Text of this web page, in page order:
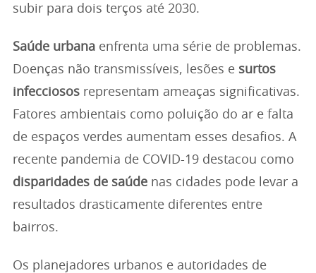
subir para dois terços até 2030.
Saúde urbana enfrenta uma série de problemas.
Doenças não transmissíveis, lesões e surtos
infecciosos representam ameaças significativas.
Fatores ambientais como poluição do ar e falta
de espaços verdes aumentam esses desafios. A
recente pandemia de COVID-19 destacou como
disparidades de saúde nas cidades pode levar a
resultados drasticamente diferentes entre
bairros.
Os planejadores urbanos e autoridades de